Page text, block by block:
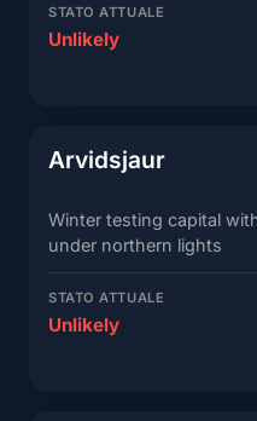
STATO ATTUALE
Unlikely
Arvidsjaur
Winter testing capital
under northern lights
STATO ATTUALE
Unlikely